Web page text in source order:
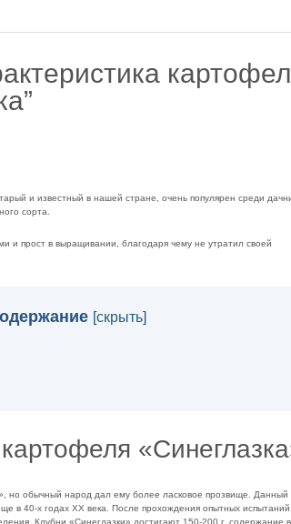
и известный в нашей стране, очень популярен среди
сорта.
и прост в выращивании, благодаря чему не утратил своей
[скрыть]
но обычный народ дал ему более ласковое прозвище. Данный
в 40-х годах ХХ века. После прохождения опытных
Клубни «Синеглазки» достигают 150-200 г, содержание